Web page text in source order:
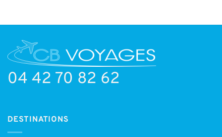
04 42 70 82 62
DESTINATIONS